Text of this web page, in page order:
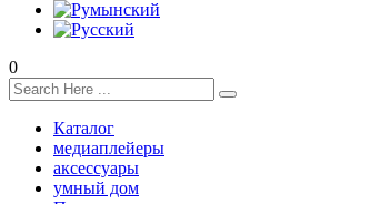
0
Каталог
медиаплейеры
аксессуары
умный дом